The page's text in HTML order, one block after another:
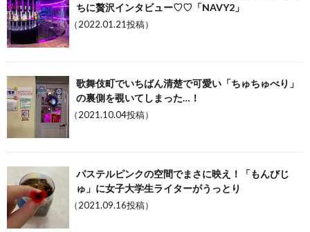
ちに贅沢インタビュー♡♡「NAVY2」
（2022.01.21投稿）
歌舞伎町でいちばん清楚で可愛い「ちゅちゅべり」
の裏側を覗いてしまった…！
（2021.10.04投稿）
パステルピンクの空間でまさに映え！「もんびじ
ゅ」に女子大学生ライターがうっとり
（2021.09.16投稿）